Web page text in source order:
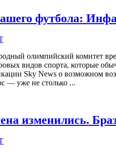
футбола:
олимпийский комитет
видов спорта, которые
Sky News о возможном
— уже не столько ...
изменились.